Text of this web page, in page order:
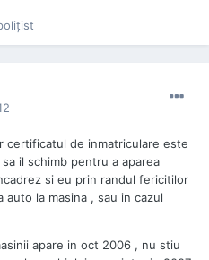
certificatul de inmatriculare este
il schimb pentru a aparea
si eu prin randul fericitilor
la masina , sau in cazul
apare in oct 2006 , nu stiu